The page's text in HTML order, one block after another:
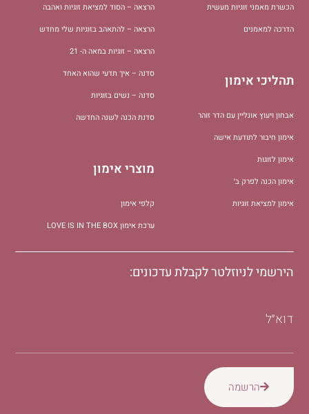
הכשרת מאמני זוגיות מעשית
הדרכה למאמנים
תהליכי אימון
אבחון ויעוץ אונליין עם הדר זוהר
אימון חיבור לתודעת אישה
אימון לזוגות
אימון הכנה לפרק ב׳
אימון למציאת זוגיות
הרצאה – הסוד למציאת זוגיות ואהבה
הרצאה – להתאהב בזוגיות שלי מחדש
הרצאה – זוגיות במאה ה- 21
סדנה – איך תדעי שהוא האחד
סדנה – נשים בזוגיות
סדנת הכנה לשנה החדשה
מוצרי אימון
קלפי אימון
ערכת אימון LOVE IS IN THE BOX
הירשמי לניוזלטר לקבלת עדכונים:
דוא״ל
הרשמה